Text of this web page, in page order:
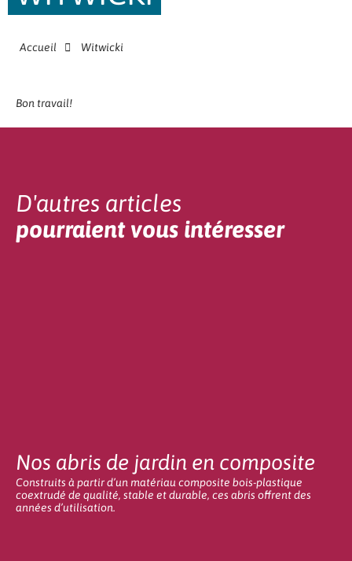
Accueil Witwicki
Bon travail!
D'autres articles
pourraient vous intéresser
Nos abris de jardin en composite
Construits à partir d’un matériau composite bois-plastique
coextrudé de qualité, stable et durable, ces abris offrent des
années d’utilisation.